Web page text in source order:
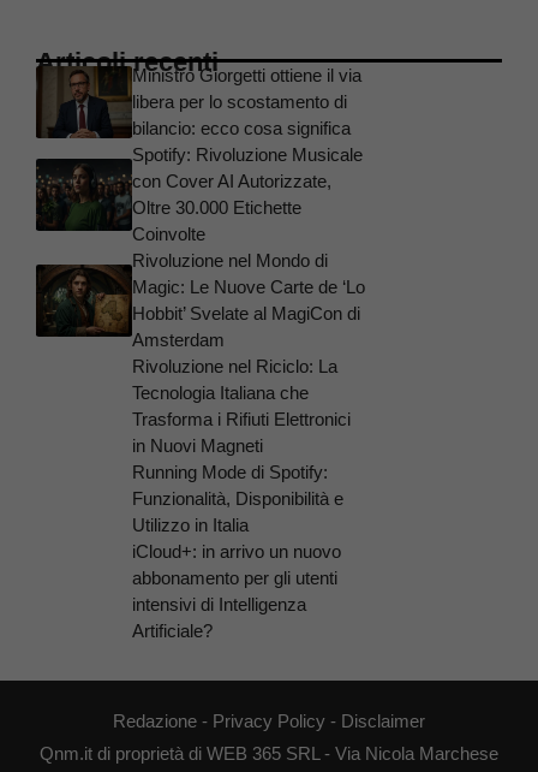
Articoli recentiMinistro Giorgetti ottiene il via
libera per lo scostamento di
bilancio: ecco cosa significa
Spotify: Rivoluzione Musicale
con Cover AI Autorizzate,
Oltre 30.000 Etichette
Coinvolte
Rivoluzione nel Mondo di
Magic: Le Nuove Carte de ‘Lo
Hobbit’ Svelate al MagiCon di
Amsterdam
Rivoluzione nel Riciclo: La
Tecnologia Italiana che
Trasforma i Rifiuti Elettronici
in Nuovi Magneti
Running Mode di Spotify:
Funzionalità, Disponibilità e
Utilizzo in Italia
iCloud+: in arrivo un nuovo
abbonamento per gli utenti
intensivi di Intelligenza
Artificiale?
Redazione - Privacy Policy - Disclaimer
Qnm.it di proprietà di WEB 365 SRL - Via Nicola Marchese